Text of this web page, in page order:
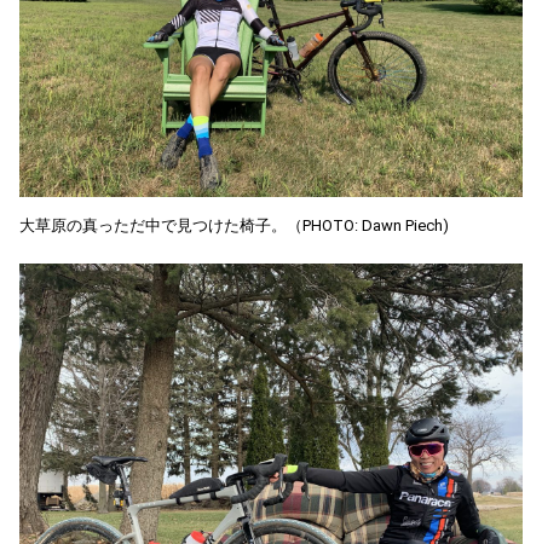
大草原の真っただ中で見つけた椅子。（PHOTO: Dawn Piech)